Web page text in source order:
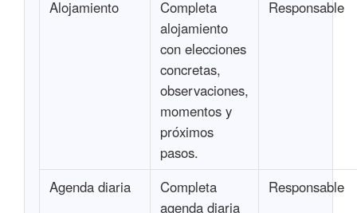
Alojamiento
Completa
alojamiento
con elecciones
concretas,
observaciones,
momentos y
próximos
pasos.
Responsable
Agenda diaria
Completa
agenda diaria
Responsable